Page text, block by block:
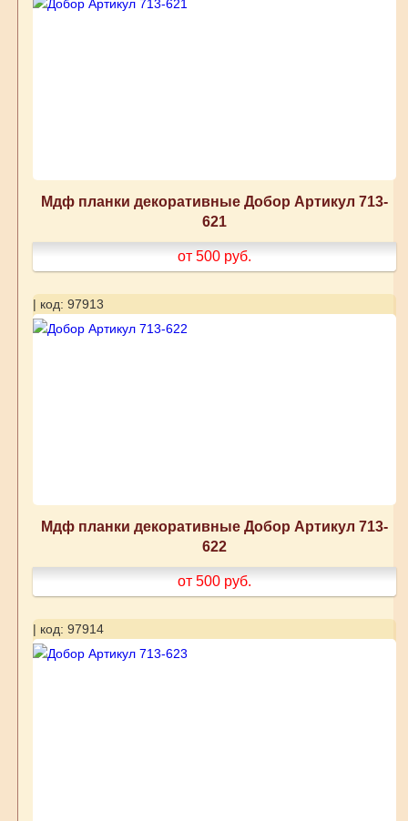
Мдф планки декоративные Добор Артикул 713-
621
от 500 руб.
| код: 97913
Мдф планки декоративные Добор Артикул 713-
622
от 500 руб.
| код: 97914